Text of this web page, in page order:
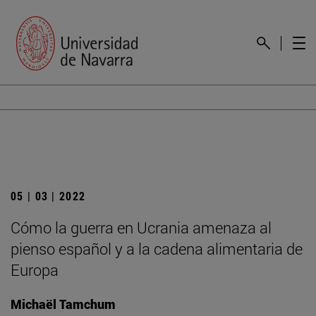
05 | 03 | 2022
Cómo la guerra en Ucrania amenaza al
pienso español y a la cadena alimentaria de
Europa
Michaël Tamchum